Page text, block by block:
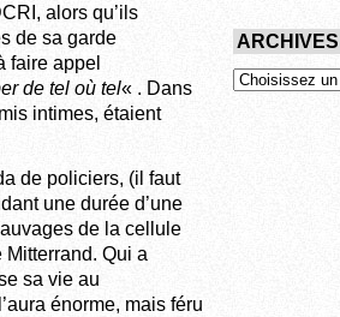
alors qu’ils
de sa garde
faire appel
de tel où tel« . Dans
intimes, étaient
de policiers, (il faut
une durée d’une
de la cellule
Qui a
sa vie au
énorme, mais féru
ARCHIVES